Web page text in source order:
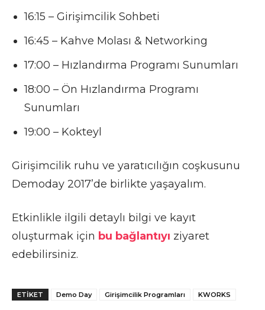
16:15 – Girişimcilik Sohbeti
16:45 – Kahve Molası & Networking
17:00 – Hızlandırma Programı Sunumları
18:00 – Ön Hızlandırma Programı
Sunumları
19:00 – Kokteyl
Girişimcilik ruhu ve yaratıcılığın coşkusunu
Demoday 2017’de birlikte yaşayalım.
Etkinlikle ilgili detaylı bilgi ve kayıt
oluşturmak için bu bağlantıyı ziyaret
edebilirsiniz.
ETIKET Demo Day Girişimcilik Programları KWORKS